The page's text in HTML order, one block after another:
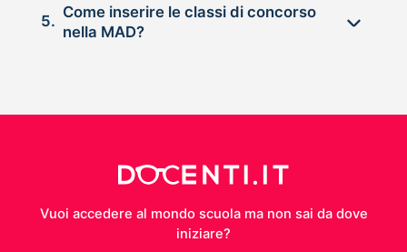
5.
Come inserire le classi di concorso
nella MAD?
Vuoi accedere al mondo scuola ma non sai da dove
iniziare?